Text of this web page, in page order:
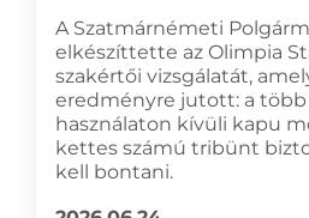
A Szatmárnémeti
elkészíttette az Olimpia
szakértői vizsgálatát,
eredményre jutott: a több
használaton kívüli kapu
kettes számú tribünt
kell bontani.